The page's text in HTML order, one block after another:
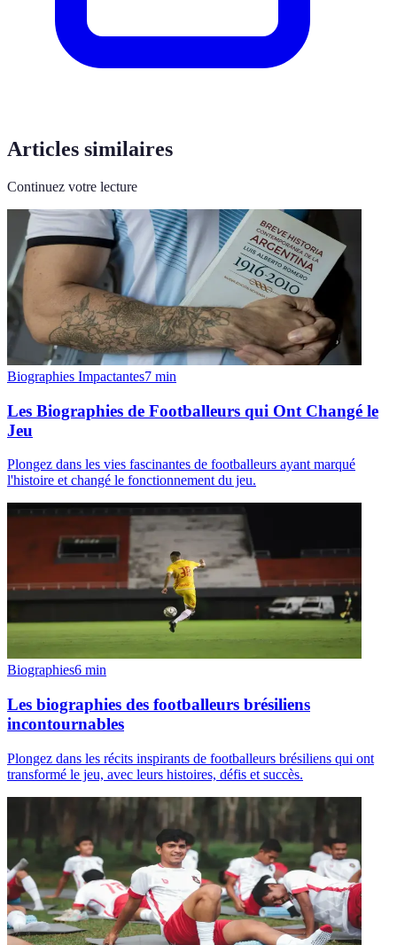
Articles similaires
Continuez votre lecture
Biographies Impactantes7 min
Les Biographies de Footballeurs qui Ont Changé le
Jeu
Plongez dans les vies fascinantes de footballeurs ayant marqué
l'histoire et changé le fonctionnement du jeu.
Biographies6 min
Les biographies des footballeurs brésiliens
incontournables
Plongez dans les récits inspirants de footballeurs brésiliens qui ont
transformé le jeu, avec leurs histoires, défis et succès.